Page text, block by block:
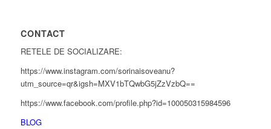
CONTACT
RETELE DE SOCIALIZARE:
https://www.instagram.com/sorinaisoveanu?
utm_source=qr&igsh=MXV1bTQwbG5jZzVzbQ==
https://www.facebook.com/profile.php?id=100050315984596
BLOG